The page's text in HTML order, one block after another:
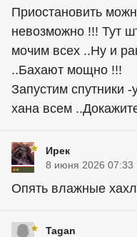
Приостановить
невозможно !!! Тут
мочим всех ..Ну и
..Бахают мощно !!!
Запустим спутники
хана всем
Ирек
8 июня 2026 07:33
Опять влажные
Tagan